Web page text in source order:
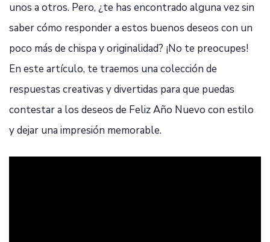
unos a otros. Pero, ¿te has encontrado alguna vez sin
saber cómo responder a estos buenos deseos con un
poco más de chispa y originalidad? ¡No te preocupes!
En este artículo, te traemos una colección de
respuestas creativas y divertidas para que puedas
contestar a los deseos de Feliz Año Nuevo con estilo
y dejar una impresión memorable.